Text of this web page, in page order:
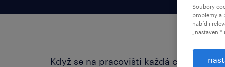
Když se na pracovišti každá chyba
Soubory
problémy a
nabídli